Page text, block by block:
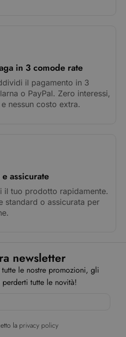
in 3 comode rate
il pagamento in 3
o PayPal. Zero interessi,
nessun costo extra.
assicurate
il tuo prodotto rapidamente.
standard o assicurata per
newsletter
le nostre promozioni, gli
tutte le novità!
la privacy policy